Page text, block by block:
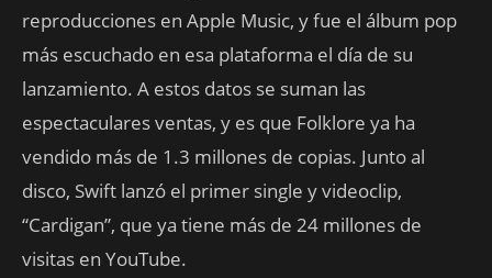
reproducciones en Apple Music, y fue el álbum pop
más escuchado en esa plataforma el día de su
lanzamiento. A estos datos se suman las
espectaculares ventas, y es que Folklore ya ha
vendido más de 1.3 millones de copias. Junto al
disco, Swift lanzó el primer single y videoclip,
“Cardigan”, que ya tiene más de 24 millones de
visitas en YouTube.